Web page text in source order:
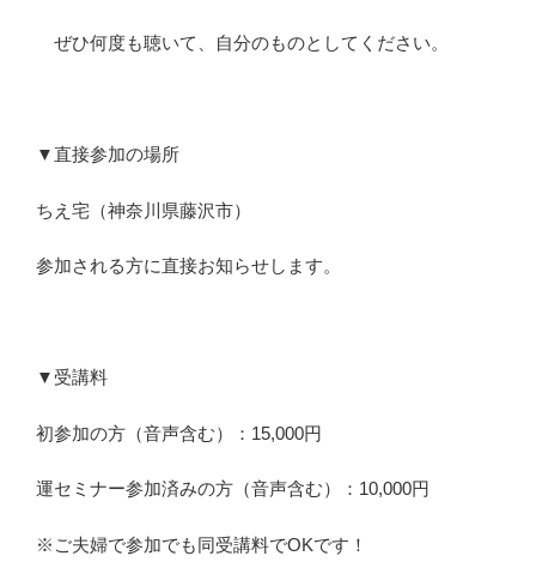
ぜひ何度も聴いて、自分のものとしてください。
▼直接参加の場所
ちえ宅（神奈川県藤沢市）
参加される方に直接お知らせします。
▼受講料
初参加の方（音声含む）：15,000円
運セミナー参加済みの方（音声含む）：10,000円
※ご夫婦で参加でも同受講料でOKです！